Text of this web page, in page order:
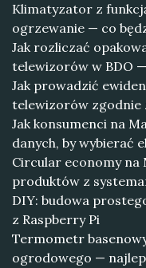
Klimatyzator z
ogrzewanie — co
Jak rozliczać
telewizorów w BDO
Jak prowadzić
telewizorów zgodnie
Jak konsumenci na
danych, by wybierać
Circular economy na
produktów z
DIY: budowa
z Raspberry Pi
Termometr
ogrodowego —